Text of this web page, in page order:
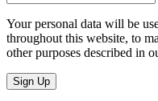
Your personal data will be
throughout this website, to
other purposes described in
Sign Up